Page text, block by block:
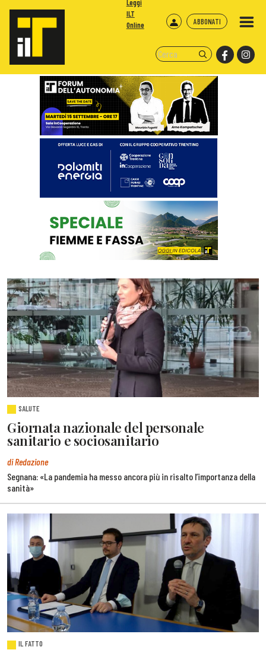
ABBONATI
Leggi
ILT
Online
SALUTE
Giornata nazionale del personale
sanitario e sociosanitario
di Redazione
Segnana: «La pandemia ha messo ancora più in risalto l’importanza della
sanità»
IL FATTO